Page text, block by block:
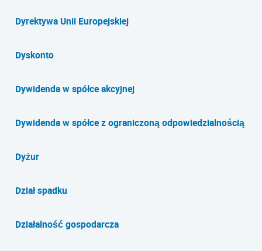
Dyrektywa Unii Europejskiej
Dyskonto
Dywidenda w spółce akcyjnej
Dywidenda w spółce z ograniczoną odpowiedzialnością
Dyżur
Dział spadku
Działalność gospodarcza